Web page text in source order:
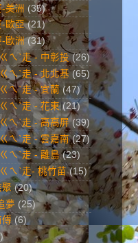
美洲 (35)
歐亞 (21)
歐洲 (31)
ㄟˋ走 - 中彰投 (26)
ㄟˋ走 - 北北基 (65)
ㄟˋ走 - 宜蘭 (47)
ㄟˋ走 - 花東 (21)
ㄟˋ走 - 高高屏 (39)
ㄟˋ走 - 雲嘉南 (27)
ㄟˋ走 - 離島 (23)
ㄟˋ走- 桃竹苗 (15)
聚 (20)
夢 (25)
傳 (6)